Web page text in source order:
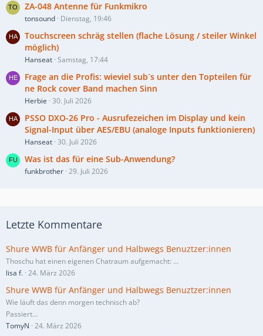
ZA-048 Antenne für Funkmikro
tonsound Dienstag, 19:46
Touchscreen schräg stellen (flache Lösung / steiler Winkel
möglich)
Hanseat Samstag, 17:44
Frage an die Profis: wieviel sub´s unter den Topteilen für
ne Rock cover Band machen Sinn
Herbie 30. Juli 2026
PSSO DXO-26 Pro - Ausrufezeichen im Display und kein
Signal-Input über AES/EBU (analoge Inputs funktionieren)
Hanseat 30. Juli 2026
Was ist das für eine Sub-Anwendung?
funkbrother 29. Juli 2026
Letzte Kommentare
Shure WWB für Anfänger und Halbwegs Benuztzer:innen
Thoschu hat einen eigenen Chatraum aufgemacht: …
lisa f. 24. März 2026
Shure WWB für Anfänger und Halbwegs Benuztzer:innen
Wie läuft das denn morgen technisch ab?
Passiert…
TomyN 24. März 2026